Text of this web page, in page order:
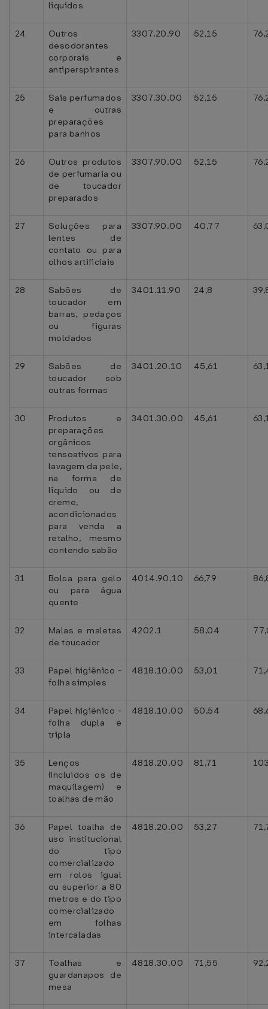
líquidos
24
Outros
desodorantes
corporais e
antiperspirantes
3307.20.90 52,15
25
Sais perfumados
e outras
preparações
para banhos
3307.30.00 52,15
26
Outros produtos
de perfumaria ou
de toucador
preparados
3307.90.00 52,15
27
Soluções para
lentes de
contato ou para
olhos artificiais
3307.90.00 40,77
28
Sabões de
toucador em
barras, pedaços
ou figuras
moldados
3401.11.90 24,8
29
Sabões de
toucador sob
outras formas
3401.20.10 45,61
30
Produtos e
preparações
orgânicos
tensoativos para
lavagem da pele,
na forma de
líquido ou de
creme,
acondicionados
para venda a
retalho, mesmo
contendo sabão
3401.30.00 45,61
31
Bolsa para gelo
ou para água
quente
4014.90.10 66,79
32
Malas e maletas
de toucador
4202.1 58,04
33
Papel higiênico -
folha simples
4818.10.00 53,01
34
Papel higiênico -
folha dupla e
tripla
4818.10.00 50,54
35
Lenços
(incluídos os de
maquilagem) e
toalhas de mão
4818.20.00 81,71
36
Papel toalha de
uso institucional
do tipo
comercializado
em rolos igual
ou superior a 80
metros e do tipo
comercializado
em folhas
intercaladas
4818.20.00 53,27
37
Toalhas e
guardanapos de
mesa
4818.30.00 71,55